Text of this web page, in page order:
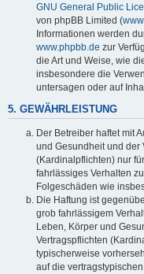
GNU General Public
von phpBB Limited (
Informationen werden
www.phpbb.de zur
die Art und Weise, wie
insbesondere die
untersagen oder auf
5. GEWÄHRLEISTUNG
Der Betreiber haftet mit
und Gesundheit und der
(Kardinalpflichten) nur
fahrlässiges Verhalten
Folgeschäden wie
Die Haftung ist
grob fahrlässigem
Leben, Körper und
Vertragspflichten
typischerweise
auf die